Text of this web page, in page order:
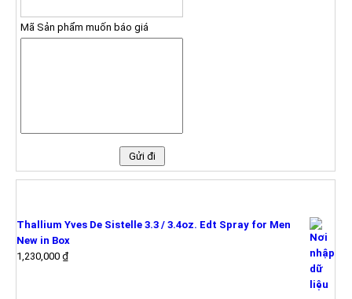
Mã Sản phẩm muốn báo giá
Thallium Yves De Sistelle 3.3 / 3.4oz. Edt Spray for Men
New in Box
1,230,000 ₫